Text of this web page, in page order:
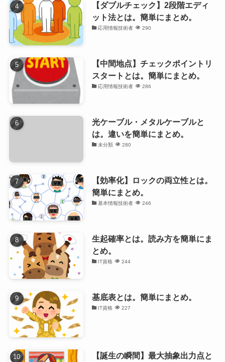
【ダブルチェック】2段階エディ
ット法とは。簡単にまとめ。
応用情報技術者 290
【中間地点】チェックポイントリ
スタートとは。簡単にまとめ。
応用情報技術者 286
光ケーブル・メタルケーブルと
は。違いを簡単にまとめ。
未分類 280
【効率化】ロックの両立性とは。
簡単にまとめ。
基本情報技術者 246
生起確率とは。読み方を簡単にま
とめ。
IT資格 244
基底表とは。簡単にまとめ。
IT資格 227
【誕生の瞬間】最大抽象出力点と